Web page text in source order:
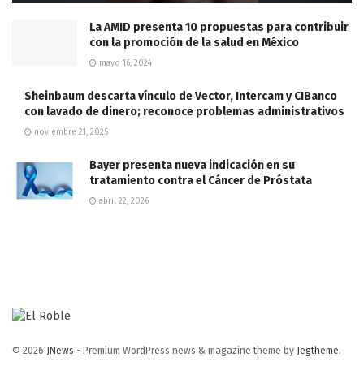
La AMID presenta 10 propuestas para contribuir
con la promoción de la salud en México
mayo 16, 2024
Sheinbaum descarta vínculo de Vector, Intercam y CIBanco
con lavado de dinero; reconoce problemas administrativos
noviembre 21, 2025
Bayer presenta nueva indicación en su
tratamiento contra el Cáncer de Próstata
abril 22, 2026
© 2026 JNews - Premium WordPress news & magazine theme by Jegtheme.